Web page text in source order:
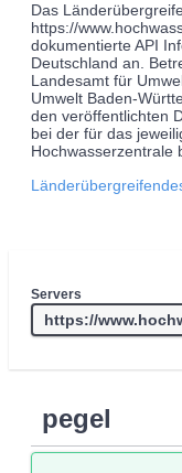
Das
https://
dokumentierte API
Deutschland an.
Landesamt für
Umwelt Baden-
den veröffentlichten
bei der für das
Hochwasserzentrale
Servers
pegel